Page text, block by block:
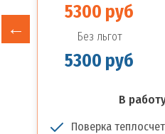
5300 руб
Без льгот
5300 руб
В
Поверка